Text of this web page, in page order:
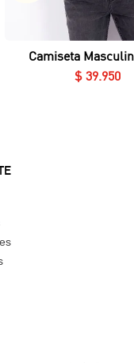
Vista rápida
Camiseta
$ 39 950